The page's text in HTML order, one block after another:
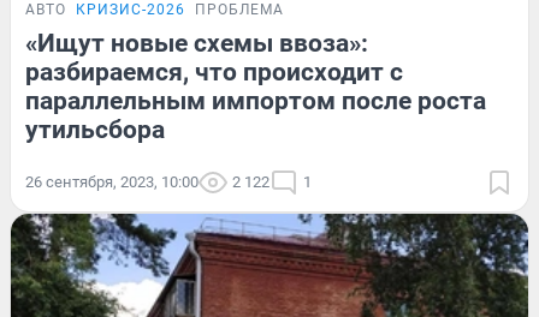
АВТО КРИЗИС-2026 ПРОБЛЕМА
«Ищут новые схемы ввоза»:
разбираемся, что происходит с
параллельным импортом после роста
утильсбора
26 сентября, 2023, 10:00 2 122 1